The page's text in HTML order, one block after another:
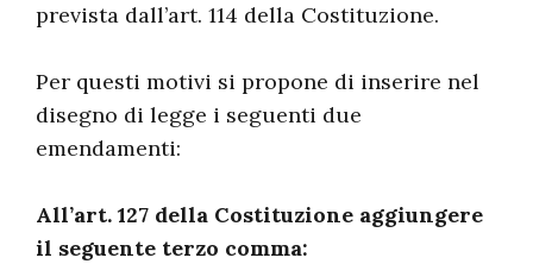
prevista dall’art. 114 della Costituzione.
Per questi motivi si propone di inserire nel
disegno di legge i seguenti due
emendamenti:
All’art. 127 della Costituzione aggiungere
il seguente terzo comma: